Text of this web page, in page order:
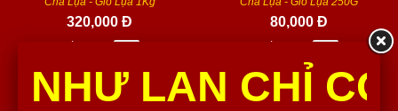
320,000 Đ
Thêm vào giỏ
80,000 Đ
Thêm vào giỏ
NHƯ LAN CHỈ